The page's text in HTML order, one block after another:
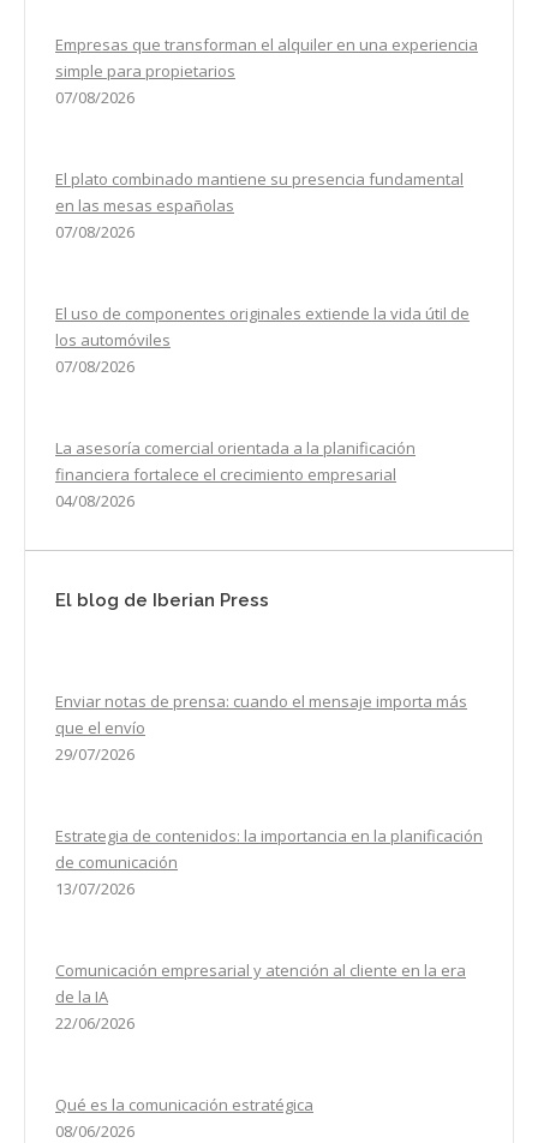
Empresas que transforman el alquiler en una experiencia
simple para propietarios
07/08/2026
El plato combinado mantiene su presencia fundamental
en las mesas españolas
07/08/2026
El uso de componentes originales extiende la vida útil de
los automóviles
07/08/2026
La asesoría comercial orientada a la planificación
financiera fortalece el crecimiento empresarial
04/08/2026
El blog de Iberian Press
Enviar notas de prensa: cuando el mensaje importa más
que el envío
29/07/2026
Estrategia de contenidos: la importancia en la planificación
de comunicación
13/07/2026
Comunicación empresarial y atención al cliente en la era
de la IA
22/06/2026
Qué es la comunicación estratégica
08/06/2026